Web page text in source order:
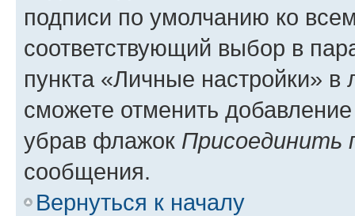
подписи по умолчанию ко
соответствующий выбор в
пункта «Личные настройки»
сможете отменить
убрав флажок Присоединить
сообщения.
Вернуться к началу